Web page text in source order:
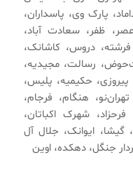
پارک وی، پاسداران،
ظفر، سعادت آباد،
فرشته، دروس، کاشانک،
رسالت، مجیدیه،
حکیمیه، پلیس،
هنگام، فرجام،
شهرک اکباتان،
گیشا، ایوانک، جلال آل
جنگل، دهکده، اوین